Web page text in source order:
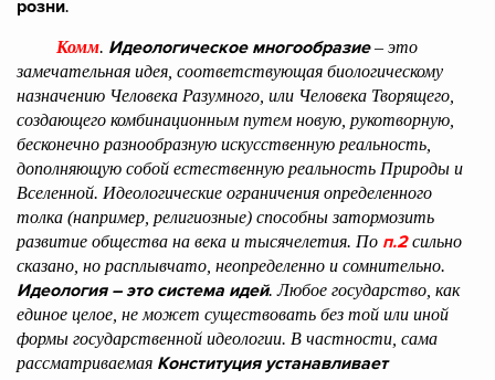
розни.
Комм. Идеологическое многообразие– это
замечательная идея, соответствующая биологическому
назначению Человека Разумного, или Человека Творящего,
создающего комбинационным путем новую, рукотворную,
бесконечно разнообразную искусственную реальность,
дополняющую собой естественную реальность Природы и
Вселенной. Идеологические ограничения определенного
толка (например, религиозные) способны затормозить
развитие общества на века и тысячелетия. По п.2сильно
сказано, но расплывчато, неопределенно и сомнительно.
Идеология – это система идей. Любое государство, как
единое целое, не может существовать без той или иной
формы государственной идеологии. В частности, сама
рассматриваемая Конституция устанавливает